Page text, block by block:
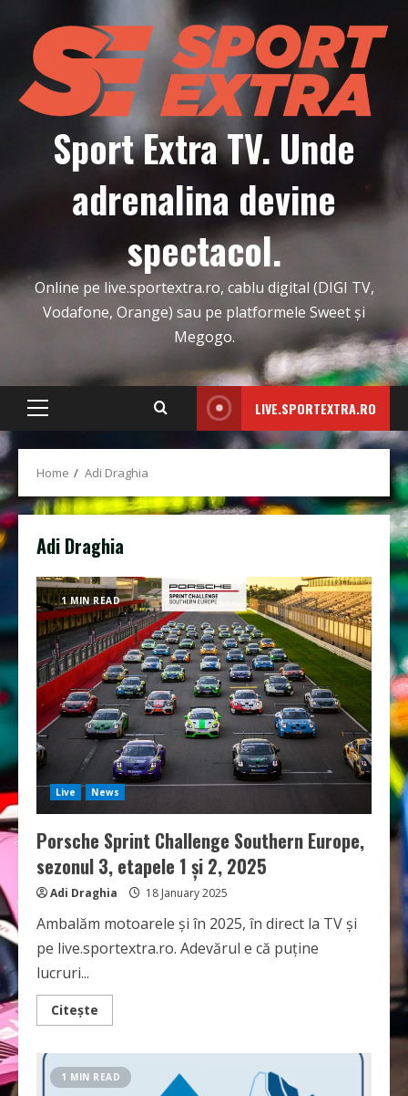
content
Sport Extra TV. Unde
adrenalina devine
spectacol.
Online pe live.sportextra.ro, cablu digital (DIGI TV,
Vodafone, Orange) sau pe platformele Sweet și
Megogo.
Primary
LIVE.SPORTEXTRA.RO
Home Adi Draghia
Adi Draghia
1 MIN READ
Live News
Porsche Sprint Challenge Southern Europe,
sezonul 3, etapele 1 și 2, 2025
Adi Draghia 18 January 2025
Ambalăm motoarele și în 2025, în direct la TV și
pe live.sportextra.ro. Adevărul e că puține
lucruri...
Citește
more
Challenge
Southern
1 MIN READ